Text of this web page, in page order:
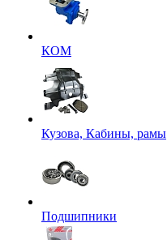
КОМ
Кузова, Кабины, рамы
Подшипники